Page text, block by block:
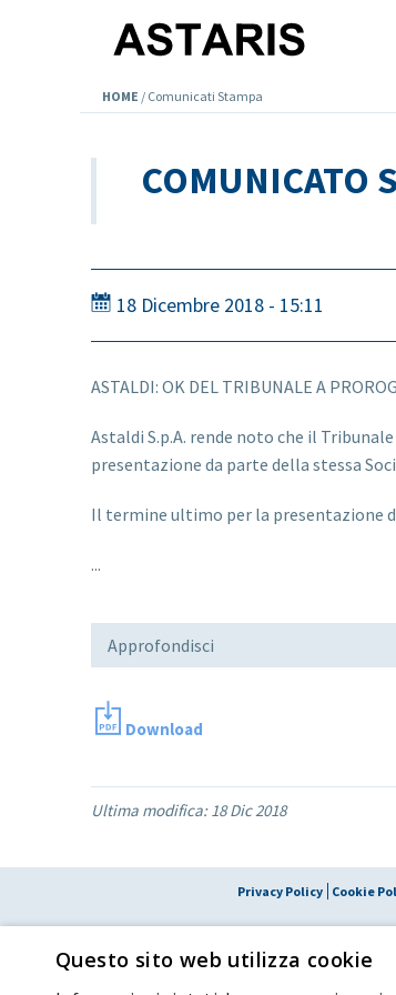
HOME / Comunicati Stampa
COMUNICATO
18 Dicembre 2018 - 15:11
ASTALDI: OK DEL TRIBUNALE A
Astaldi S.p.A. rende noto che il
presentazione da parte della stessa
Il termine ultimo per la presentazione
...
Approfondisci
Download
Ultima modifica: 18 Dic 2018
Privacy Policy Cookie
depositato presso il Registro delle Imprese di Roma, in data
Creditori Chirografariha deliberato di modificare la
Questo sito web utilizza cookie